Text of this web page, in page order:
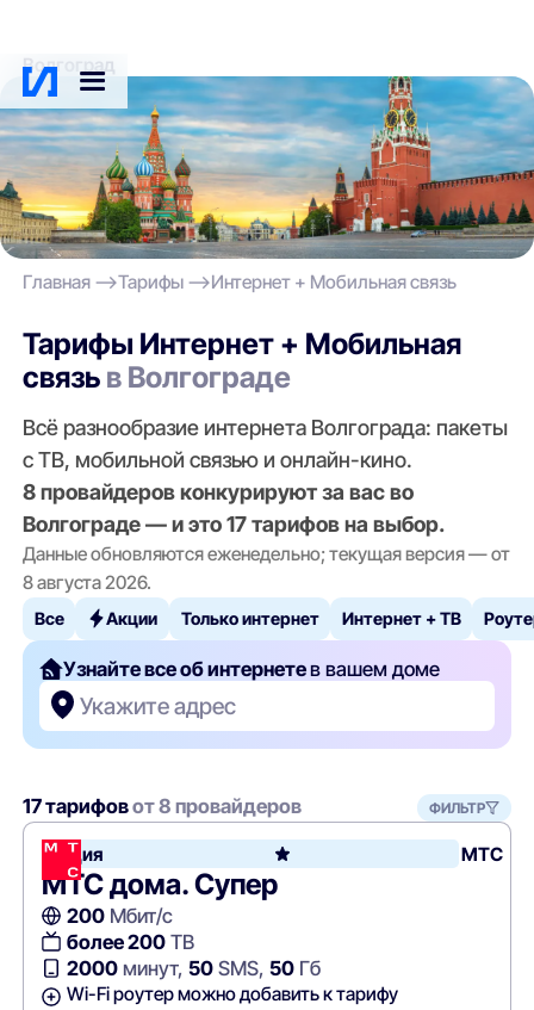
Волгоград
Главная Тарифы Интернет + Мобильная связь
Тарифы Интернет + Мобильная
связь в Волгограде
Всё разнообразие интернета Волгограда: пакеты
с ТВ, мобильной связью и онлайн-кино.
8 провайдеров конкурируют за вас во
Волгограде — и это 17 тарифов на выбор.
Данные обновляются еженедельно; текущая версия — от
8 августа 2026.
Все Акции Только интернет Интернет + ТВ
Узнайте все об интернетев вашем доме
Укажите адрес
17 тарифовот 8 провайдеров ФИЛЬТР
Акция МТС
МТС дома. Супер
200Мбит/с
более 200ТВ
2000минут, 50SMS, 50Гб
Wi-Fi роутер можно добавить к тарифу